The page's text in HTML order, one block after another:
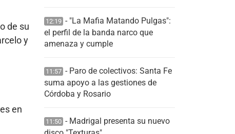
de su
y
en
12:19 - "La Mafia Matando Pulgas":
el perfil de la banda narco que
amenaza y cumple
11:57 - Paro de colectivos: Santa Fe
suma apoyo a las gestiones de
Córdoba y Rosario
11:50 - Madrigal presenta su nuevo